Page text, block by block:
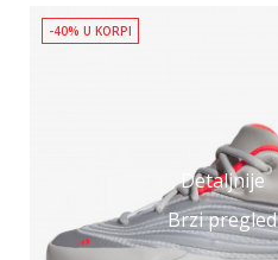
Detaljnije
Brzi pregled
-40% U KORPI